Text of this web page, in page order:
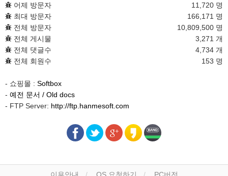
어제 방문자
11,720 명
최대 방문자
166,171 명
전체 방문자
10,809,500 명
전체 게시물
3,271 개
전체 댓글수
4,734 개
전체 회원수
153 명
- 쇼핑몰 : Softbox
- 예전 문서 / Old docs
- FTP Server: http://ftp.hanmesoft.com
이용안내 OS 요청하기 PC버전